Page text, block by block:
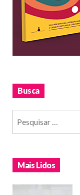
Busca
Mais Lidos